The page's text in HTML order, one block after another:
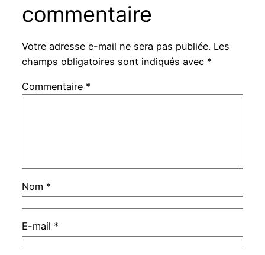
commentaire
Votre adresse e-mail ne sera pas publiée. Les
champs obligatoires sont indiqués avec *
Commentaire *
Nom *
E-mail *